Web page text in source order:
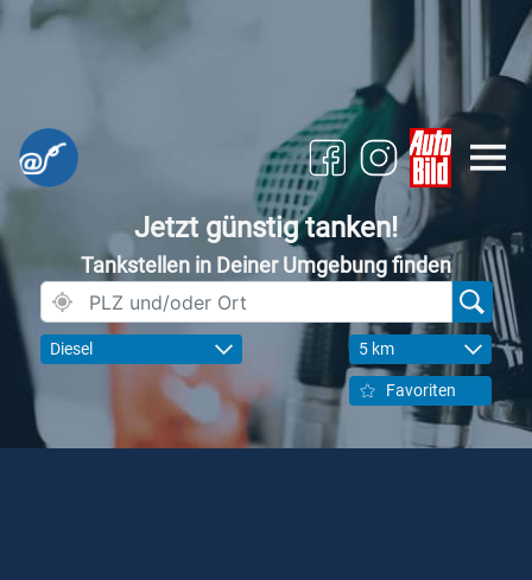
Jetzt günstig tanken!
Tankstellen in Deiner Umgebung finden
Diesel 5 km
Favoriten